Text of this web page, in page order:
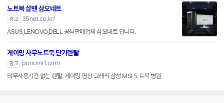
노트북 살땐 삼오네트
광고
35net.co.kr/
ASUS,LENOVO,DELL 공식판매업체 삼오네트 입니다.
게이밍 사무노트북 단기렌탈
광고
pooomrt.com
의무사용기간 없는 렌탈. 게이밍 영상 그래픽 삼성 MSI 노트북 병원